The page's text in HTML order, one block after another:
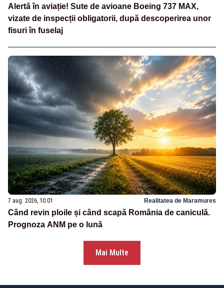
Alertă în aviație! Sute de avioane Boeing 737 MAX,
vizate de inspecții obligatorii, după descoperirea unor
fisuri în fuselaj
7 aug. 2026, 10:01 Realitatea de Maramures
Când revin ploile și când scapă România de caniculă.
Prognoza ANM pe o lună
Mai Multe